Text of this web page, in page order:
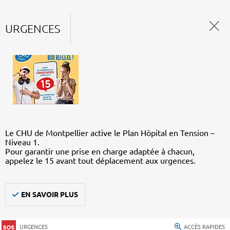
URGENCES
Le CHU de Montpellier active le Plan Hôpital en Tension –
Niveau 1.
Pour garantir une prise en charge adaptée à chacun,
appelez le 15 avant tout déplacement aux urgences.
EN SAVOIR PLUS
URGENCES ACCÈS RAPIDES